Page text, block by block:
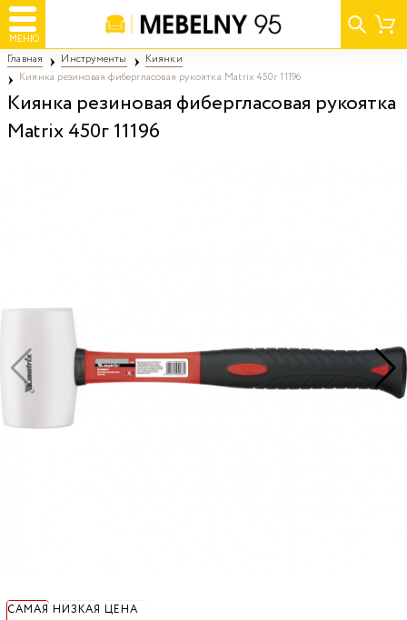
МЕНЮ
Главная Инструменты
Киянки
Киянка резиновая фибергласовая рукоятка Matrix 450г 11196
Киянка резиновая фибергласовая рукоятка
Matrix 450г 11196
САМАЯ НИЗКАЯ ЦЕНА